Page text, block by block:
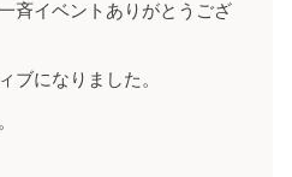
斉イベントありがとうござ
ブになりました。